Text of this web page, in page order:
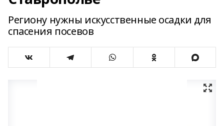
Региону нужны искусственные осадки для
спасения посевов